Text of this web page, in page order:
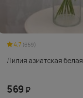
4.7 (659)
Лилия азиатская белая
569 ₽